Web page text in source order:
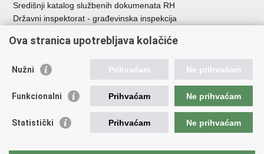
Središnji katalog službenih dokumenata RH
Državni inspektorat - građevinska inspekcija
Vlada Republike Hrvatske
Agencija za pravni promet i posredovanje nekretninama
Fond za zaštitu okoliša i energetsku učinkovitost
Ova stranica upotrebljava kolačiće
Nužni Prihvaćam Ne prihvaćam
Funkcionalni Prihvaćam Ne prihvaćam
Statistički Prihvaćam Ne prihvaćam